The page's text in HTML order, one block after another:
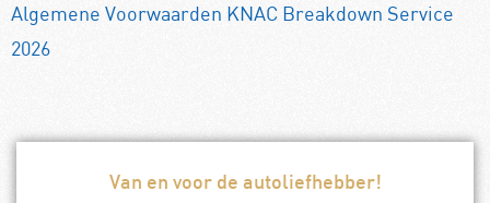
Algemene Voorwaarden KNAC Breakdown Service
2026
Van en voor de autoliefhebber!